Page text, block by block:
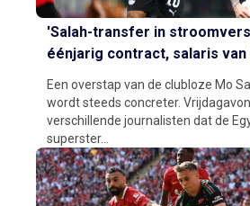
'Salah-transfer in
éénjarig contract, salaris van
Een overstap van de clubloze Mo
wordt steeds concreter.
verschillende journalisten dat de
superster...